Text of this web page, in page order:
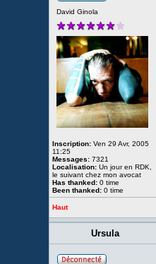
David Ginola
Inscription: Ven 29 Avr, 2005
11:25
Messages: 7321
Localisation: Un jour en RDK,
le suivant chez mon avocat
Has thanked: 0 time
Been thanked: 0 time
Haut
Ursula